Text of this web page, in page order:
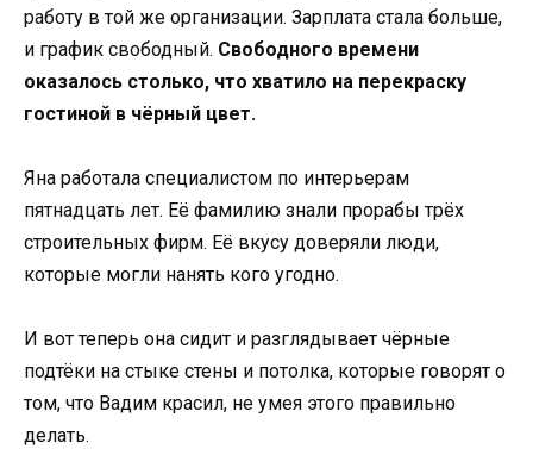
работу в той же организации. Зарплата стала больше,
и график свободный. Свободного времени
оказалось столько, что хватило на перекраску
гостиной в чёрный цвет.
Яна работала специалистом по интерьерам
пятнадцать лет. Её фамилию знали прорабы трёх
строительных фирм. Её вкусу доверяли люди,
которые могли нанять кого угодно.
И вот теперь она сидит и разглядывает чёрные
подтёки на стыке стены и потолка, которые говорят о
том, что Вадим красил, не умея этого правильно
делать.